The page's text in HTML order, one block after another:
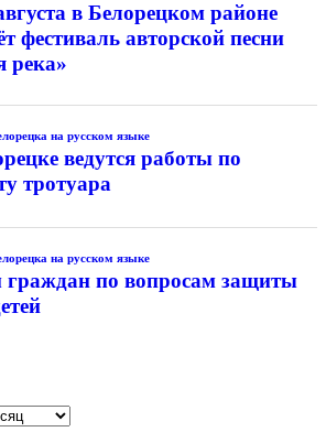
в Белорецком районе
фестиваль авторской песни
река»
на русском языке
ведутся работы по
тротуара
на русском языке
по вопросам защиты